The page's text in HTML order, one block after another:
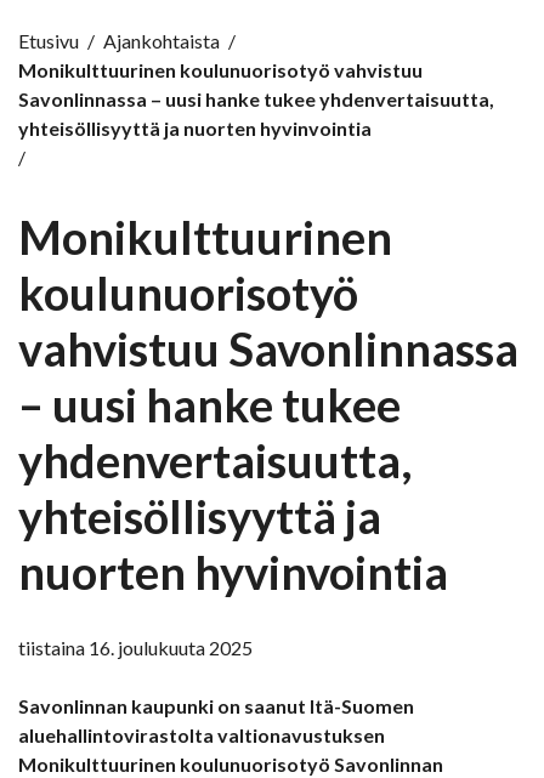
Etusivu / Ajankohtaista /
Monikulttuurinen koulunuorisotyö vahvistuu
Savonlinnassa – uusi hanke tukee yhdenvertaisuutta,
yhteisöllisyyttä ja nuorten hyvinvointia
/
Monikulttuurinen
koulunuorisotyö
vahvistuu Savonlinnassa
– uusi hanke tukee
yhdenvertaisuutta,
yhteisöllisyyttä ja
nuorten hyvinvointia
tiistaina 16. joulukuuta 2025
Savonlinnan kaupunki on saanut Itä-Suomen
aluehallintovirastolta valtionavustuksen
Monikulttuurinen koulunuorisotyö Savonlinnan